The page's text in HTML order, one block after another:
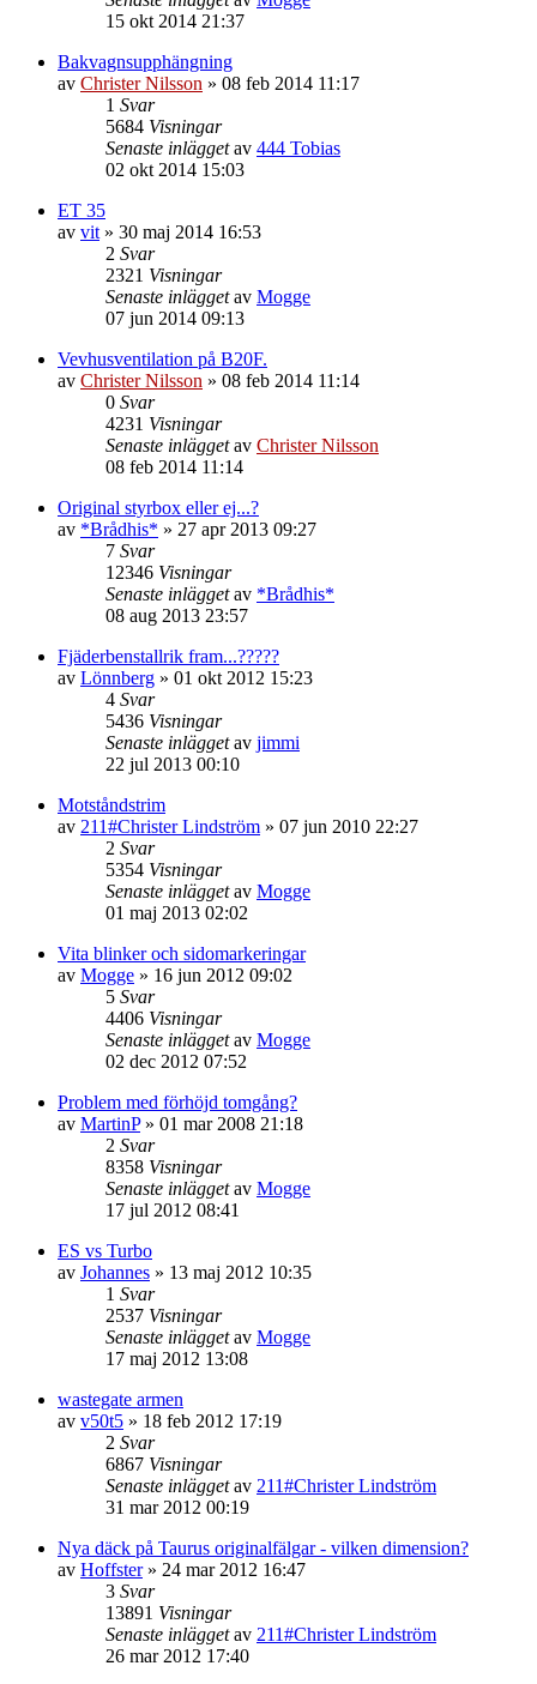
15 okt 2014 21:37
Bakvagnsupphängning
av Christer Nilsson » 08 feb 2014 11:17
1 Svar
5684 Visningar
Senaste inläggetav 444 Tobias
02 okt 2014 15:03
ET 35
av vit » 30 maj 2014 16:53
2 Svar
2321 Visningar
Senaste inläggetav Mogge
07 jun 2014 09:13
Vevhusventilation på B20F.
av Christer Nilsson » 08 feb 2014 11:14
0 Svar
4231 Visningar
Senaste inläggetav Christer Nilsson
08 feb 2014 11:14
Original styrbox eller ej...?
av *Brådhis* » 27 apr 2013 09:27
7 Svar
12346 Visningar
Senaste inläggetav *Brådhis*
08 aug 2013 23:57
Fjäderbenstallrik fram...?????
av Lönnberg » 01 okt 2012 15:23
4 Svar
5436 Visningar
Senaste inläggetav jimmi
22 jul 2013 00:10
Motståndstrim
av 211#Christer Lindström » 07 jun 2010 22:27
2 Svar
5354 Visningar
Senaste inläggetav Mogge
01 maj 2013 02:02
Vita blinker och sidomarkeringar
av Mogge » 16 jun 2012 09:02
5 Svar
4406 Visningar
Senaste inläggetav Mogge
02 dec 2012 07:52
Problem med förhöjd tomgång?
av MartinP» 01 mar 2008 21:18
2 Svar
8358 Visningar
Senaste inläggetav Mogge
17 jul 2012 08:41
ES vs Turbo
av Johannes » 13 maj 2012 10:35
1 Svar
2537 Visningar
Senaste inläggetav Mogge
17 maj 2012 13:08
wastegate armen
av v50t5 » 18 feb 2012 17:19
2 Svar
6867 Visningar
Senaste inläggetav 211#Christer Lindström
31 mar 2012 00:19
Nya däck på Taurus originalfälgar - vilken dimension?
av Hoffster» 24 mar 2012 16:47
3 Svar
13891 Visningar
Senaste inläggetav 211#Christer Lindström
26 mar 2012 17:40